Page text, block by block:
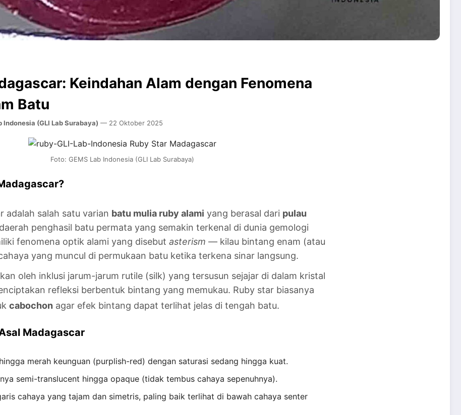
Keindahan Alam dengan Fenomena
Batu
Indonesia (GLI Lab Surabaya) — 22 Oktober 2025
Foto: GEMS Lab Indonesia (GLI Lab Surabaya)
adalah salah satu varian batu mulia ruby alami yang berasal dari pulau
penghasil batu permata yang semakin terkenal di dunia gemologi
fenomena optik alami yang disebut asterism — kilau bintang enam (atau
yang muncul di permukaan batu ketika terkena sinar langsung.
oleh inklusi jarum-jarum rutile (silk) yang tersusun sejajar di dalam kristal
refleksi berbentuk bintang yang memukau. Ruby star biasanya
cabochon agar efek bintang dapat terlihat jelas di tengah batu.
Madagascar
merah keunguan (purplish-red) dengan saturasi sedang hingga kuat.
semi-translucent hingga opaque (tidak tembus cahaya sepenuhnya).
cahaya yang tajam dan simetris, paling baik terlihat di bawah cahaya senter